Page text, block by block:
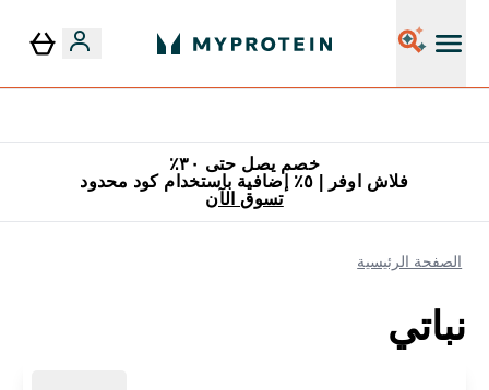
خصم يصل حتى ٣٠٪
فلاش اوفر | ٥٪ إضافية باستخدام كود محدود
تسوق الآن
الصفحة الرئيسية
نباتي